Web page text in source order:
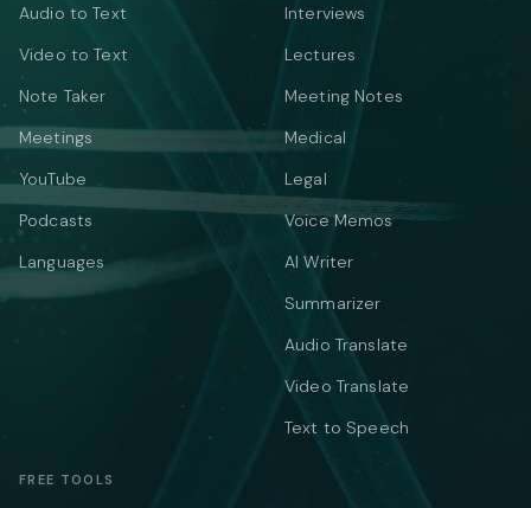
Audio to Text
Video to Text
Note Taker
Meetings
YouTube
Podcasts
Languages
Interviews
Lectures
Meeting Notes
Medical
Legal
Voice Memos
AI Writer
Summarizer
Audio Translate
Video Translate
Text to Speech
FREE TOOLS